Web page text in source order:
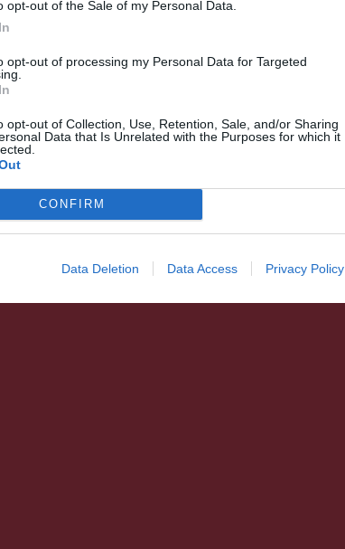
opt-out of the Sale of my Personal Data.
opt-out of processing my Personal Data for Targeted
opt-out of Collection, Use, Retention, Sale, and/or Sharing
Data that Is Unrelated with the Purposes for which it
CONFIRM
Data Deletion Data Access Privacy Policy
Létrejött a moduláris